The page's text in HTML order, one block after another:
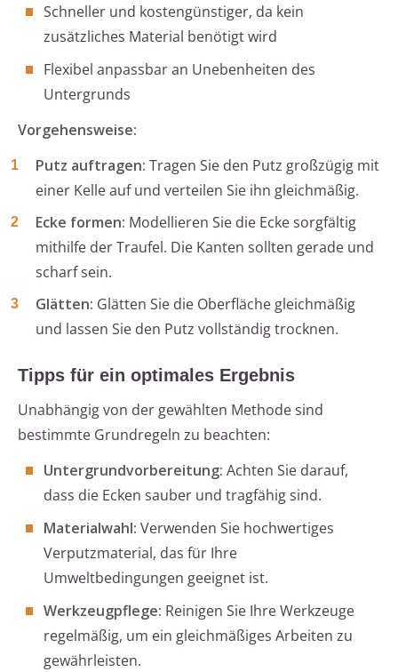
Schneller und kostengünstiger, da kein
zusätzliches Material benötigt wird
Flexibel anpassbar an Unebenheiten des
Untergrunds
Vorgehensweise:
Putz auftragen: Tragen Sie den Putz großzügig mit
einer Kelle auf und verteilen Sie ihn gleichmäßig.
Ecke formen: Modellieren Sie die Ecke sorgfältig
mithilfe der Traufel. Die Kanten sollten gerade und
scharf sein.
Glätten: Glätten Sie die Oberfläche gleichmäßig
und lassen Sie den Putz vollständig trocknen.
Tipps für ein optimales Ergebnis
Unabhängig von der gewählten Methode sind
bestimmte Grundregeln zu beachten:
Untergrundvorbereitung: Achten Sie darauf,
dass die Ecken sauber und tragfähig sind.
Materialwahl: Verwenden Sie hochwertiges
Verputzmaterial, das für Ihre
Umweltbedingungen geeignet ist.
Werkzeugpflege: Reinigen Sie Ihre Werkzeuge
regelmäßig, um ein gleichmäßiges Arbeiten zu
gewährleisten.